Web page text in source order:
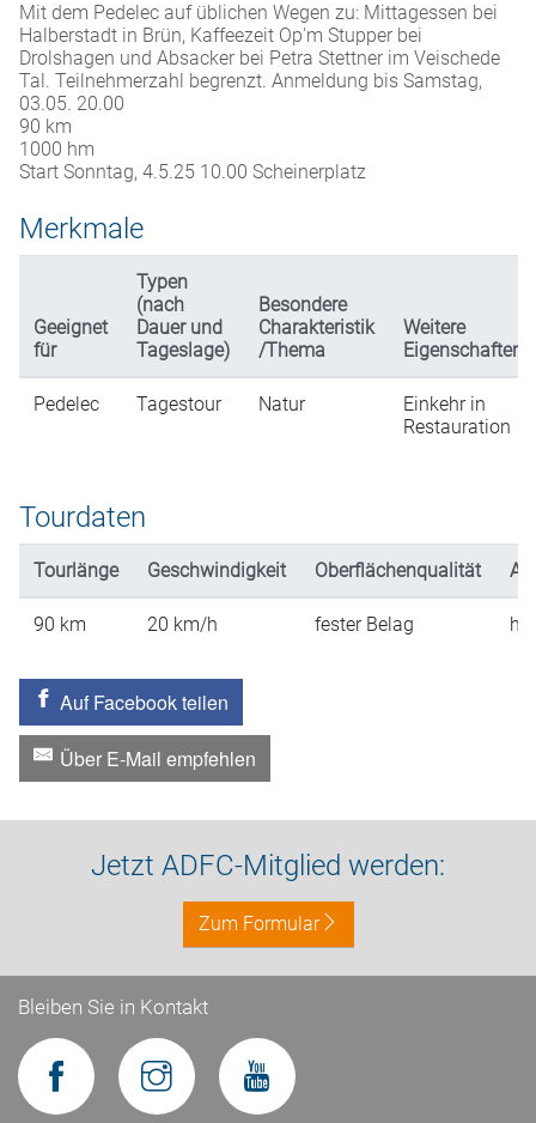
Mit dem Pedelec auf üblichen Wegen zu: Mittagessen bei
Halberstadt in Brün, Kaffeezeit Op'm Stupper bei
Drolshagen und Absacker bei Petra Stettner im Veischede
Tal. Teilnehmerzahl begrenzt. Anmeldung bis Samstag,
03.05. 20.00
90 km
1000 hm
Start Sonntag, 4.5.25 10.00 Scheinerplatz
Merkmale
Geeignet
für
Typen
(nach
Dauer und
Tageslage)
Besondere
Charakteristik
/Thema
Weitere
Eigenschaften
Pedelec Tagestour Natur
Einkehr in
Restauration
Tourdaten
Tourlänge Geschwindigkeit Oberflächenqualität
90 km 20 km/h fester Belag
Auf Facebook teilen
Über E-Mail empfehlen
Jetzt ADFC-Mitglied werden:
Zum Formular
Bleiben Sie in Kontakt